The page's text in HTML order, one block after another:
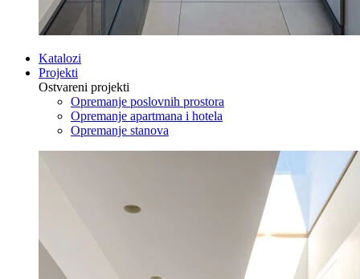
Katalozi
Projekti
Ostvareni projekti
Opremanje poslovnih prostora
Opremanje apartmana i hotela
Opremanje stanova